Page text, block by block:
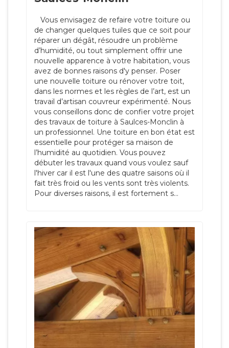
Vous envisagez de refaire votre toiture ou
de changer quelques tuiles que ce soit pour
réparer un dégât, résoudre un problème
d’humidité, ou tout simplement offrir une
nouvelle apparence à votre habitation, vous
avez de bonnes raisons d'y penser. Poser
une nouvelle toiture ou rénover votre toit,
dans les normes et les règles de l’art, est un
travail d’artisan couvreur expérimenté. Nous
vous conseillons donc de confier votre projet
des travaux de toiture à Saulces-Monclin à
un professionnel. Une toiture en bon état est
essentielle pour protéger sa maison de
l’humidité au quotidien. Vous pouvez
débuter les travaux quand vous voulez sauf
l'hiver car il est l'une des quatre saisons où il
fait très froid ou les vents sont très violents.
Pour diverses raisons, il est fortement s...